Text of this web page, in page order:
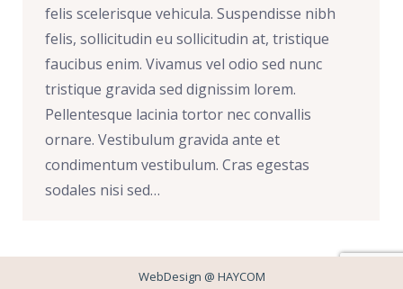
felis scelerisque vehicula. Suspendisse nibh
felis, sollicitudin eu sollicitudin at, tristique
faucibus enim. Vivamus vel odio sed nunc
tristique gravida sed dignissim lorem.
Pellentesque lacinia tortor nec convallis
ornare. Vestibulum gravida ante et
condimentum vestibulum. Cras egestas
sodales nisi sed…
WebDesign @ HAYCOM